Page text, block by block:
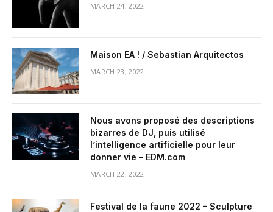
MARCH 24, 2022
Maison EA ! / Sebastian Arquitectos
MARCH 23, 2022
Nous avons proposé des descriptions
bizarres de DJ, puis utilisé
l’intelligence artificielle pour leur
donner vie – EDM.com
MARCH 22, 2022
Festival de la faune 2022 – Sculpture